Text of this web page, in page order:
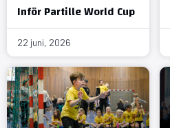
Inför Partille World Cup
22 juni, 2026